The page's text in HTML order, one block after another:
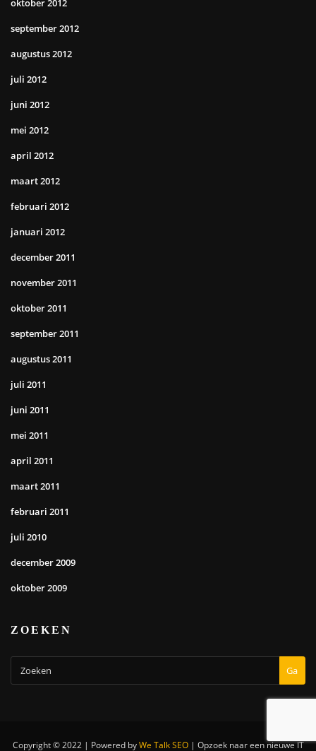
september 2012
augustus 2012
juli 2012
juni 2012
mei 2012
april 2012
maart 2012
februari 2012
januari 2012
december 2011
november 2011
oktober 2011
september 2011
augustus 2011
juli 2011
juni 2011
mei 2011
april 2011
maart 2011
februari 2011
juli 2010
december 2009
oktober 2009
ZOEKEN
Ga
Copyright © 2022 | Powered byWe Talk SEO | Opzoek naar een nieuwe IT